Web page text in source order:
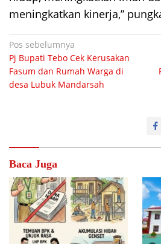
meningkatkan kinerja,”
Navigasi
pos
Pos sebelumnya
Pj Bupati Tebo Cek Kerusakan
Fasum dan Rumah Warga di
desa Lubuk Mandarsah
Baca Juga